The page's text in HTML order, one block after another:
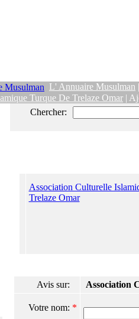
L' Annuaire Musulman
Turque De Trelaze Omar |
Chercher:
Association Culturelle
Trelaze Omar
Avis sur: Association
Votre nom: *